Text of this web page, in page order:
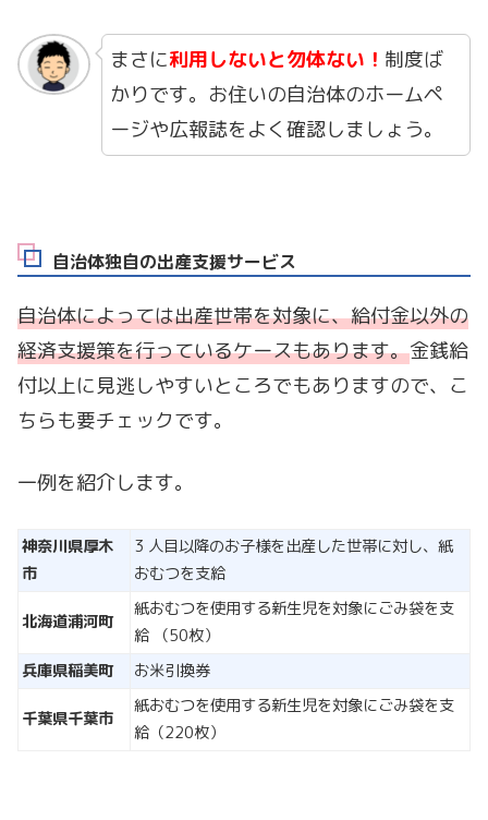
まさに利用しないと勿体ない！ 制度ば
かりです。お住いの自治体のホームペ
ージや広報誌をよく確認しましょう。
自治体独自の出産支援サービス
自治体によっては出産世帯を対象に、給付金以外の
経済支援策を行っているケースもあります。金銭給
付以上に見逃しやすいところでもありますので、こ
ちらも要チェックです。
一例を紹介します。
神奈川県厚木
市
3 人目以降のお子様を出産した世帯に対し、紙
おむつを支給
北海道浦河町
紙おむつを使用する新生児を対象にごみ袋を支
給 （50枚）
兵庫県稲美町
お米引換券
千葉県千葉市
紙おむつを使用する新生児を対象にごみ袋を支
給（220枚）